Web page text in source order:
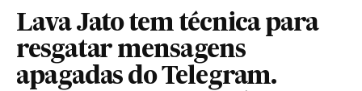
Lava Jato tem técnica para
resgatar mensagens
apagadas do Telegram.